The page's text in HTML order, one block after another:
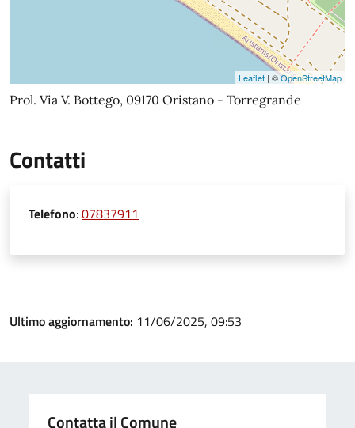
Leaflet | ©OpenStreetMap
Prol. Via V. Bottego, 09170 Oristano - Torregrande
Contatti
Telefono:07837911
Ultimo aggiornamento: 11/06/2025, 09:53
Contatta il Comune